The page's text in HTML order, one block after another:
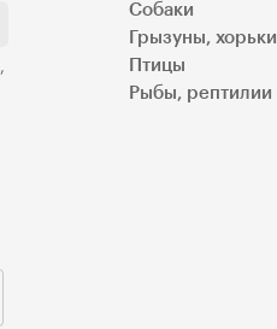
,
Собаки
Грызуны, хорьки
Птицы
Рыбы, рептилии